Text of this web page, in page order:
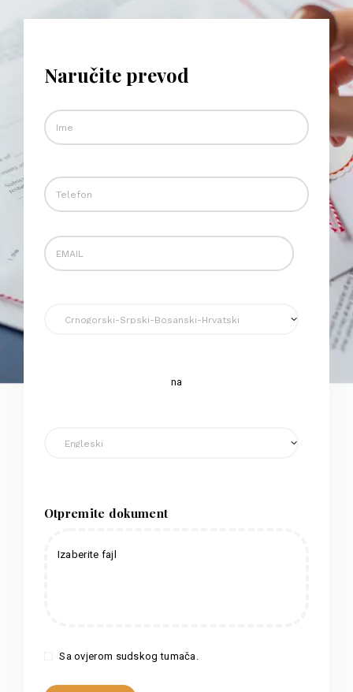
Naručite prevod
na
Otpremite dokument
Izaberite fajl
Sa ovjerom sudskog tumača.